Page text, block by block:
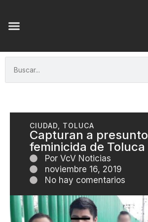
CIUDAD, TOLUCA
Capturan a presunto
feminicida de Toluca
Por VcV Noticias
noviembre 16, 2019
No hay comentarios